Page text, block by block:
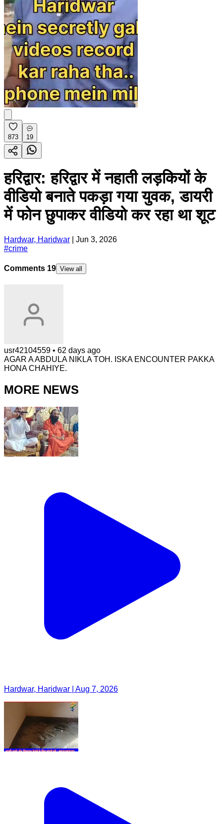
873 19
हरिद्वार: हरिद्वार में नहाती लड़कियों के
वीडियो बनाते पकड़ा गया युवक, डायरी
में फोन छुपाकर वीडियो कर रहा था शूट
Hardwar, Haridwar
Jun 3, 2026
#crime
Comments 19 View all
usr42104559 • 62 days ago
AGAR A ABDULA NIKLA TOH. ISKA ENCOUNTER PAKKA
HONA CHAHIYE.
MORE NEWS
Hardwar, Haridwar | Aug 7, 2026